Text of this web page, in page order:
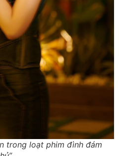
trong loạt phim đình đám